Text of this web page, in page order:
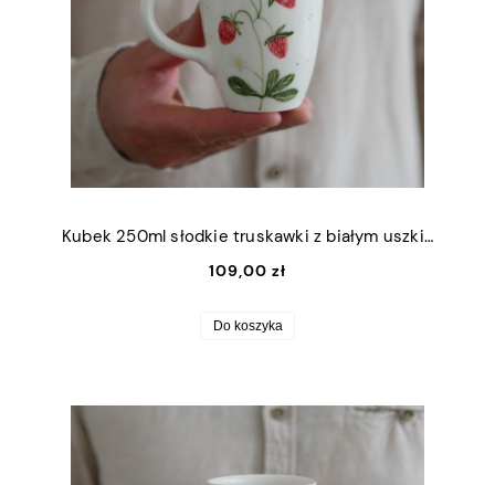
Kubek 250ml słodkie truskawki z białym uszkiem
109,00 zł
Do koszyka